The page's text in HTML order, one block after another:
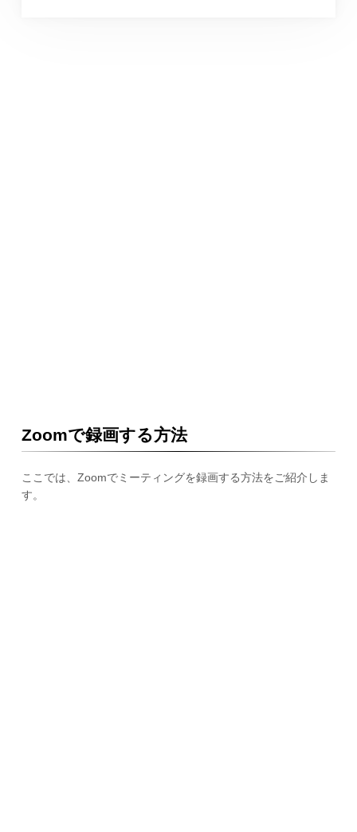
Zoomで録画する方法
ここでは、Zoomでミーティングを録画する方法をご紹介しま
す。